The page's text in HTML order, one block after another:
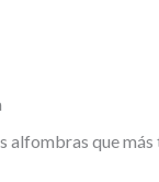
alfombras que